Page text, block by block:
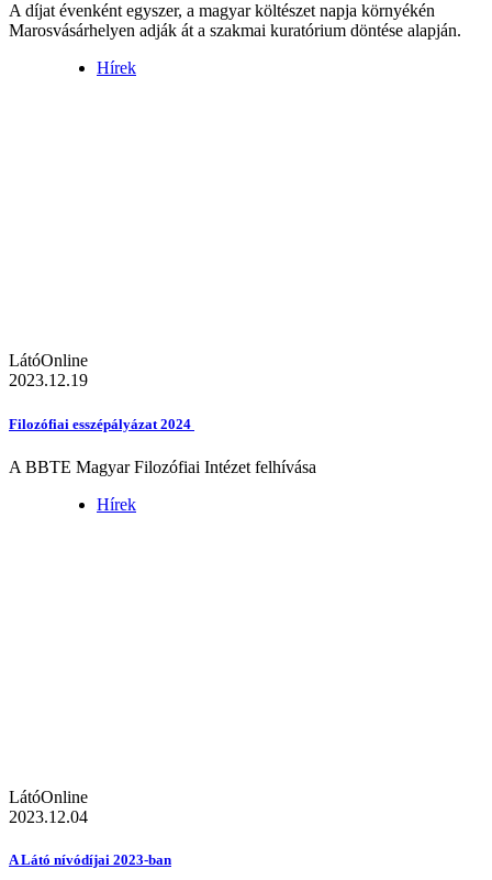
A díjat évenként egyszer, a magyar költészet napja környékén
Marosvásárhelyen adják át a szakmai kuratórium döntése alapján.
Hírek
LátóOnline
2023.12.19
Filozófiai esszépályázat 2024
A BBTE Magyar Filozófiai Intézet felhívása
Hírek
LátóOnline
2023.12.04
A Látó nívódíjai 2023-ban